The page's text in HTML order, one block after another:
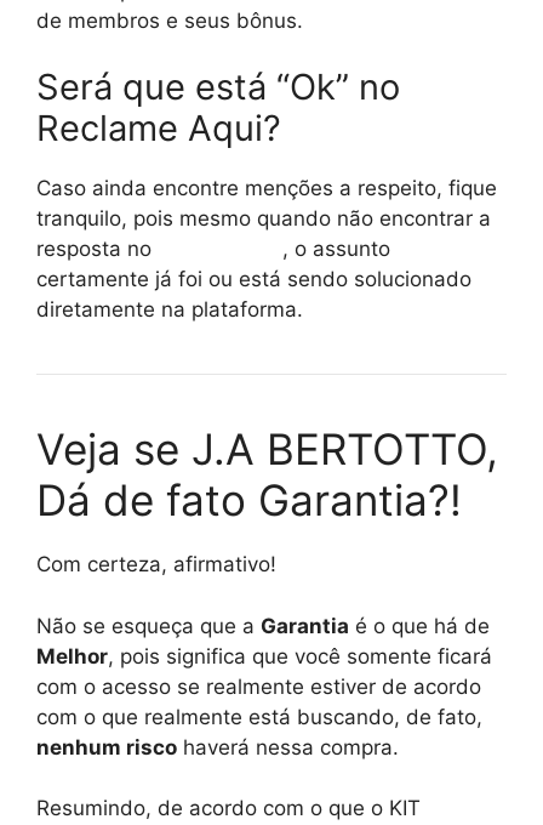
de membros e seus bônus.
Será que está “Ok” no
Reclame Aqui?
Caso ainda encontre menções a respeito, fique
tranquilo, pois mesmo quando não encontrar a
resposta no
, o assunto
certamente já foi ou está sendo solucionado
diretamente na plataforma.
Veja se J.A BERTOTTO,
Dá de fato Garantia?!
Com certeza, afirmativo!
Não se esqueça que a Garantia é o que há de
Melhor, pois significa que você somente ficará
com o acesso se realmente estiver de acordo
com o que realmente está buscando, de fato,
nenhum risco haverá nessa compra.
Resumindo, de acordo com o que o KIT